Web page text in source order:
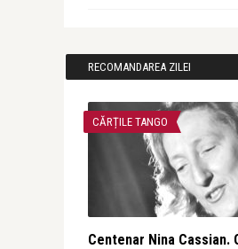
RECOMANDAREA ZILEI
CĂRȚILE TANGO
Centenar Nina Cassian.